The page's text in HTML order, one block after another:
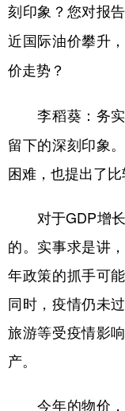
刻印象？您对报
近国际油价攀升
价走势？
李稻葵： 务
留下的深刻印象
困难，也提出了比
对于GDP增长
的。实事求是讲
年政策的抓手可
同时，疫情仍未
旅游等受疫情影
产。
今年的物价，